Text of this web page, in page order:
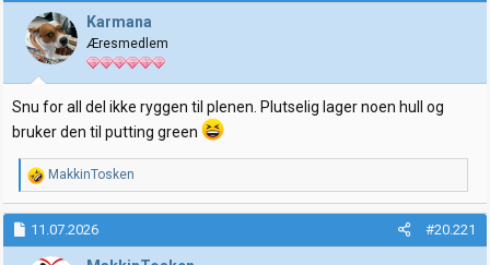
j
o
n
r
:
Karmana
Æresmedlem
Snu for all del ikke ryggen til plenen. Plutselig lager noen hull og
bruker den til putting green
R
e
a
k
s
j
MakkinTosken
11.07.2026 #20.221